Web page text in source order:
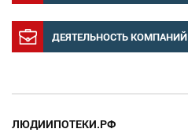
ДЕЯТЕЛЬНОСТЬ КОМПАНИЙ
ЛЮДИИПОТЕКИ.РФ